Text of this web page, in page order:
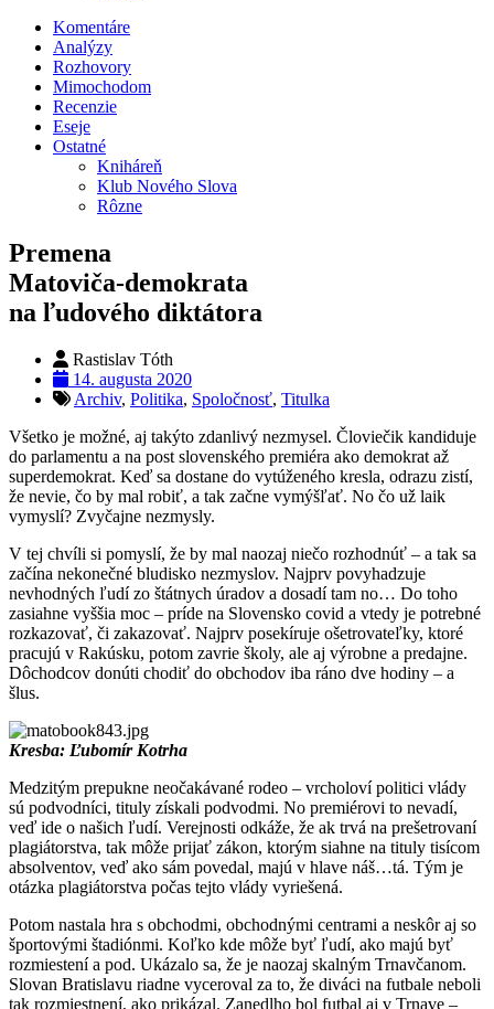
Komentáre
Analýzy
Rozhovory
Mimochodom
Recenzie
Eseje
Ostatné
Kniháreň
Klub Nového Slova
Rôzne
Premena
Matoviča-demokrata
na ľudového diktátora
Rastislav Tóth
14. augusta 2020
Archiv, Politika, Spoločnosť, Titulka
Všetko je možné, aj takýto zdanlivý nezmysel. Človiečik kandiduje
do parlamentu a na post slovenského premiéra ako demokrat až
superdemokrat. Keď sa dostane do vytúženého kresla, odrazu zistí,
že nevie, čo by mal robiť, a tak začne vymýšľať. No čo už laik
vymyslí? Zvyčajne nezmysly.
V tej chvíli si pomyslí, že by mal naozaj niečo rozhodnúť – a tak sa
začína nekonečné bludisko nezmyslov. Najprv povyhadzuje
nevhodných ľudí zo štátnych úradov a dosadí tam no… Do toho
zasiahne vyššia moc – príde na Slovensko covid a vtedy je potrebné
rozkazovať, či zakazovať. Najprv posekíruje ošetrovateľky, ktoré
pracujú v Rakúsku, potom zavrie školy, ale aj výrobne a predajne.
Dôchodcov donúti chodiť do obchodov iba ráno dve hodiny – a
šlus.
Kresba: Ľubomír Kotrha
Medzitým prepukne neočakávané rodeo – vrcholoví politici vlády
sú podvodníci, tituly získali podvodmi. No premiérovi to nevadí,
veď ide o našich ľudí. Verejnosti odkáže, že ak trvá na prešetrovaní
plagiátorstva, tak môže prijať zákon, ktorým siahne na tituly tisícom
absolventov, veď ako sám povedal, majú v hlave náš…tá. Tým je
otázka plagiátorstva počas tejto vlády vyriešená.
Potom nastala hra s obchodmi, obchodnými centrami a neskôr aj so
športovými štadiónmi. Koľko kde môže byť ľudí, ako majú byť
rozmiestení a pod. Ukázalo sa, že je naozaj skalným Trnavčanom.
Slovan Bratislavu riadne vyceroval za to, že diváci na futbale neboli
tak rozmiestnení, ako prikázal. Zanedlho bol futbal aj v Trnave –